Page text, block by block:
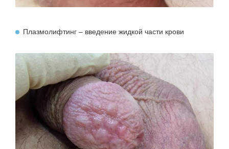
Плазмолифтинг – введение жидкой части крови